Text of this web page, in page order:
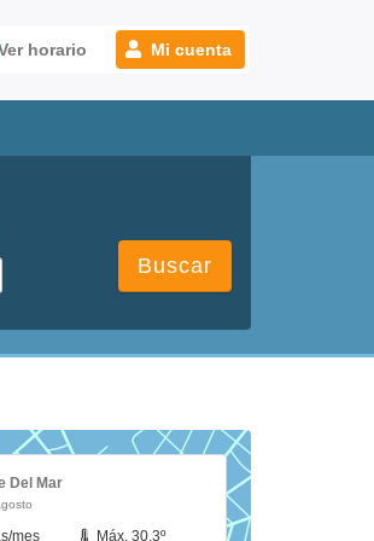
horario Mi cuenta
Buscar
Del Mar
mes Máx. 30.3º